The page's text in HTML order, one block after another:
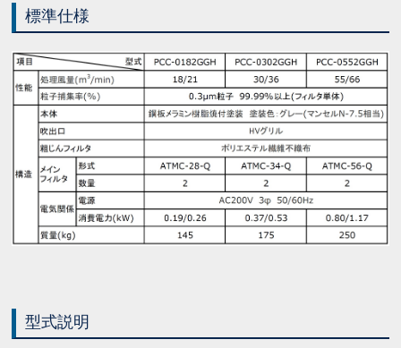
標準仕様
型式説明